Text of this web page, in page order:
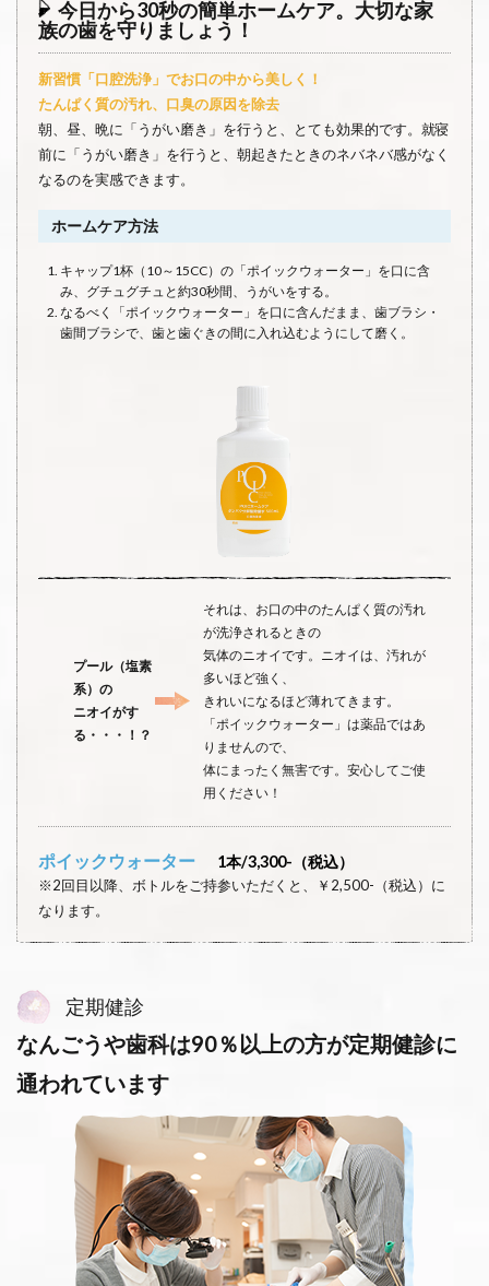
今日から30秒の簡単ホームケア。大切な家
族の歯を守りましょう！
新習慣「口腔洗浄」でお口の中から美しく！
たんぱく質の汚れ、口臭の原因を除去
朝、昼、晩に「うがい磨き」を行うと、とても効果的です。就寝
前に「うがい磨き」を行うと、朝起きたときのネバネバ感がなく
なるのを実感できます。
ホームケア方法
キャップ1杯（10～15CC）の「ポイックウォーター」を口に含
み、グチュグチュと約30秒間、うがいをする。
なるべく「ポイックウォーター」を口に含んだまま、歯ブラシ・
歯間ブラシで、歯と歯ぐきの間に入れ込むようにして磨く。
プール（塩素
系）の
ニオイがす
る・・・！？
それは、お口の中のたんぱく質の汚れ
が洗浄されるときの
気体のニオイです。ニオイは、汚れが
多いほど強く、
きれいになるほど薄れてきます。
「ポイックウォーター」は薬品ではあ
りませんので、
体にまったく無害です。安心してご使
用ください！
ポイックウォーター 1本/3,300-（税込）
※2回目以降、ボトルをご持参いただくと、￥2,500-（税込）に
なります。
定期健診
なんごうや歯科は90％以上の方が定期健診に
通われています